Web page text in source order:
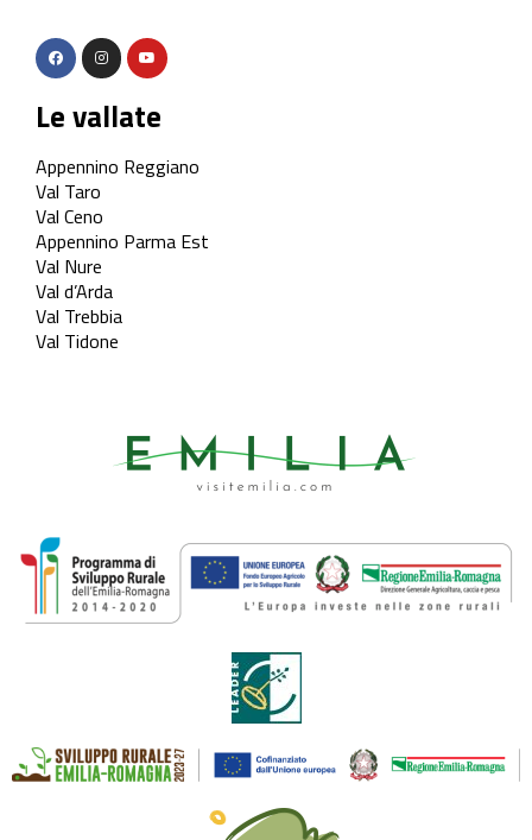
Le vallate
Appennino Reggiano
Val Taro
Val Ceno
Appennino Parma Est
Val Nure
Val d’Arda
Val Trebbia
Val Tidone